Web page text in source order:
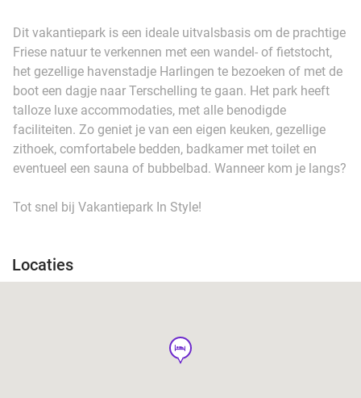
Dit vakantiepark is een ideale uitvalsbasis om de prachtige
Friese natuur te verkennen met een wandel- of fietstocht,
het gezellige havenstadje Harlingen te bezoeken of met de
boot een dagje naar Terschelling te gaan. Het park heeft
talloze luxe accommodaties, met alle benodigde
faciliteiten. Zo geniet je van een eigen keuken, gezellige
zithoek, comfortabele bedden, badkamer met toilet en
eventueel een sauna of bubbelbad. Wanneer kom je langs?
Tot snel bij Vakantiepark In Style!
Locaties
hotel